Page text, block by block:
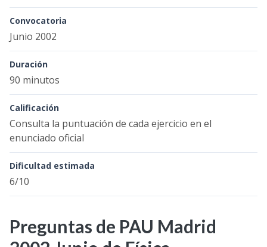
Convocatoria
Junio 2002
Duración
90 minutos
Calificación
Consulta la puntuación de cada ejercicio en el
enunciado oficial
Dificultad estimada
6/10
Preguntas de PAU Madrid